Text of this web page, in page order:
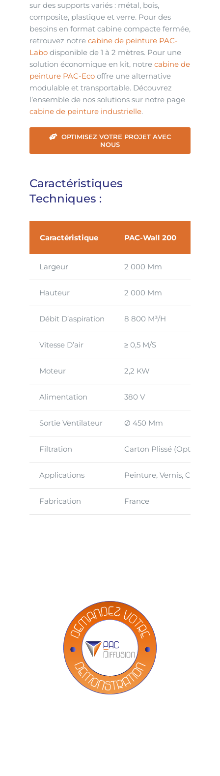
sur des supports variés : métal, bois,
composite, plastique et verre. Pour des
besoins en format cabine compacte fermée,
retrouvez notre cabine de peinture PAC-
Labodisponible de 1 à 2 mètres. Pour une
solution économique en kit, notre cabine de
peinture PAC-Ecooffre une alternative
modulable et transportable. Découvrez
l’ensemble de nos solutions sur notre page
cabine de peinture industrielle.
OPTIMISEZ VOTRE PROJET AVEC
NOUS
Caractéristiques
Techniques :
Caractéristique PAC-Wall 200
Largeur 2 000 Mm
Hauteur 2 000 Mm
Débit D’aspiration 8 800 M³/h
Vitesse D’air ≥ 0,5 M/s
Moteur 2,2 KW
Alimentation 380 V
Sortie Ventilateur Ø 450 Mm
Filtration Carton Plissé (option
Applications Peinture, Vernis, Colle
Fabrication France